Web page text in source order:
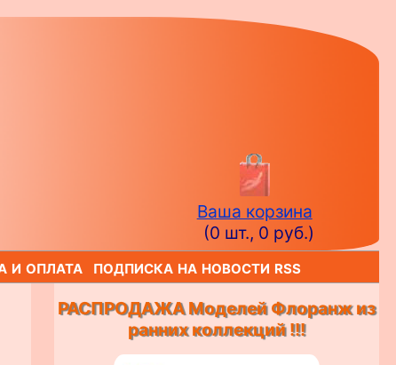
Ваша корзина
(0 шт., 0 руб.)
и оплата подписка на новости rss
РАСПРОДАЖА Моделей Флоранж из
ранних коллекций !!!